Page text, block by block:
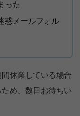
った
惑メールフォル
休業している場合
め、数日お待ちい